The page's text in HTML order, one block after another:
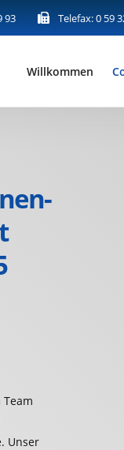
93 Telefax: 0 59
Willkommen
Unser